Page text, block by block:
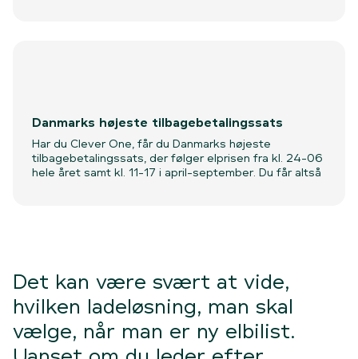
Danmarks højeste tilbagebetalingssats
Har du Clever One, får du Danmarks højeste
tilbagebetalingssats, der følger elprisen fra kl. 24-06
hele året samt kl. 11-17 i april-september. Du får altså
Det kan være svært at vide,
hvilken ladeløsning, man skal
vælge, når man er ny elbilist.